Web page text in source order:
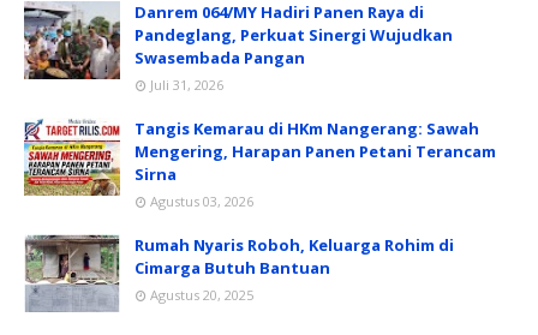
Danrem 064/MY Hadiri Panen Raya di
Pandeglang, Perkuat Sinergi Wujudkan
Swasembada Pangan
Juli 31, 2026
Tangis Kemarau di HKm Nangerang: Sawah
Mengering, Harapan Panen Petani Terancam
Sirna
Agustus 03, 2026
Rumah Nyaris Roboh, Keluarga Rohim di
Cimarga Butuh Bantuan
Agustus 20, 2025